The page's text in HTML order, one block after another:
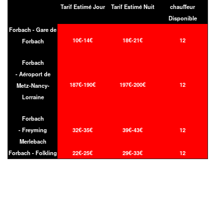
Tarif Estimé Jour Tarif Estimé Nuit
chauffeur
Disponible
Forbach - Gare de
Forbach
10€-14€ 18€-21€ 12
Forbach
- Aéroport de
Metz-Nancy-
Lorraine
187€-190€ 197€-200€ 12
Forbach
- Freyming
Merlebach
32€-35€ 39€-43€ 12
Forbach - Folkling 22€-25€ 29€-33€ 12